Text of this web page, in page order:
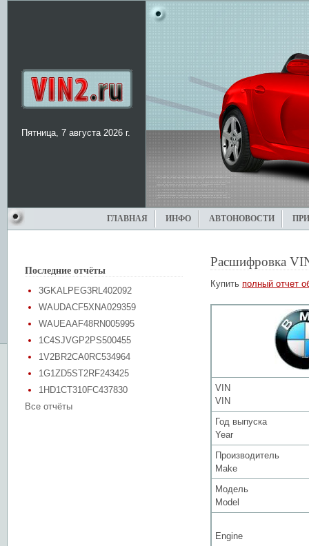
Пятница, 7 августа 2026 г.
ГЛАВНАЯ ИНФО АВТОНОВОСТИ
Последние отчёты
3GKALPEG3RL402092
WAUDACF5XNA029359
WAUEAAF48RN005995
1C4SJVGP2PS500455
1V2BR2CA0RC534964
1G1ZD5ST2RF243425
1HD1CT310FC437830
Все отчёты
Расшифровка
Купить полный отчет
VIN
VIN
Год выпуска
Year
Производитель
Make
Модель
Model
Engine